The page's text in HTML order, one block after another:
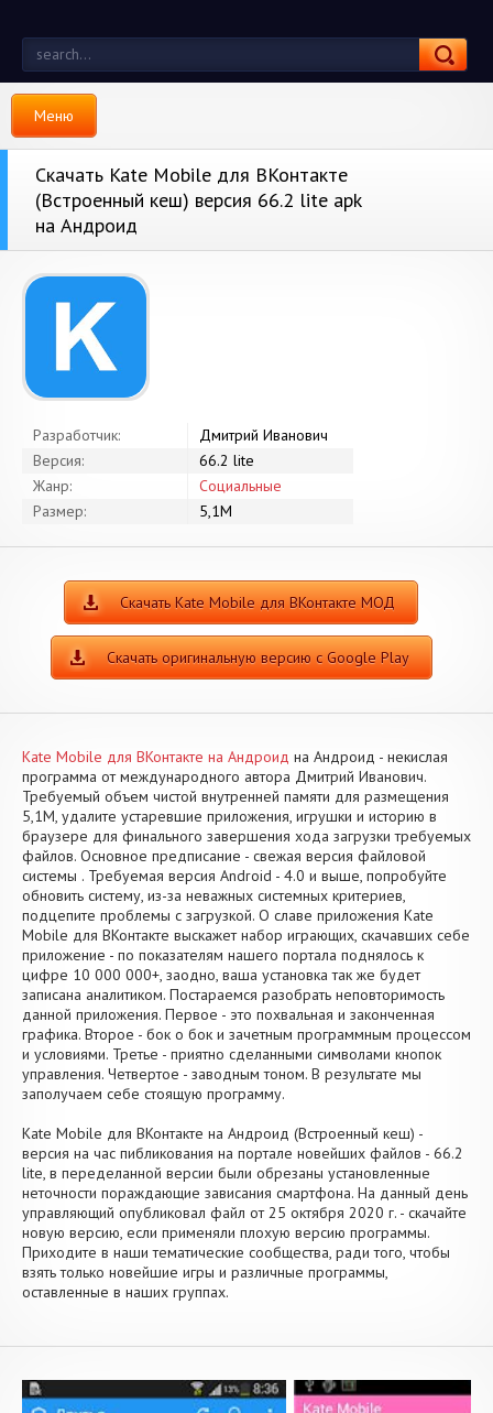
Меню
Скачать Kate Mobile для ВКонтакте
(Встроенный кеш) версия 66.2 lite apk
на Андроид
Разработчик:
Дмитрий Иванович
Версия:
66.2 lite
Жанр:
Социальные
Размер:
5,1M
Скачать Kate Mobile для ВКонтакте МОД
Скачать оригинальную версию с Google Play
Kate Mobile для ВКонтакте на Андроид на Андроид - некислая
программа от международного автора Дмитрий Иванович.
Требуемый объем чистой внутренней памяти для размещения
5,1M, удалите устаревшие приложения, игрушки и историю в
браузере для финального завершения хода загрузки требуемых
файлов. Основное предписание - свежая версия файловой
системы . Требуемая версия Android - 4.0 и выше, попробуйте
обновить систему, из-за неважных системных критериев,
подцепите проблемы с загрузкой. О славе приложения Kate
Mobile для ВКонтакте выскажет набор играющих, скачавших себе
приложение - по показателям нашего портала поднялось к
цифре 10 000 000+, заодно, ваша установка так же будет
записана аналитиком. Постараемся разобрать неповторимость
данной приложения. Первое - это похвальная и законченная
графика. Второе - бок о бок и зачетным программным процессом
и условиями. Третье - приятно сделанными символами кнопок
управления. Четвертое - заводным тоном. В результате мы
заполучаем себе стоящую программу.
Kate Mobile для ВКонтакте на Андроид (Встроенный кеш) -
версия на час пибликования на портале новейших файлов - 66.2
lite, в переделанной версии были обрезаны установленные
неточности пораждающие зависания смартфона. На данный день
управляющий опубликовал файл от 25 октября 2020 г. - скачайте
новую версию, если применяли плохую версию программы.
Приходите в наши тематические сообщества, ради того, чтобы
взять только новейшие игры и различные программы,
оставленные в наших группах.